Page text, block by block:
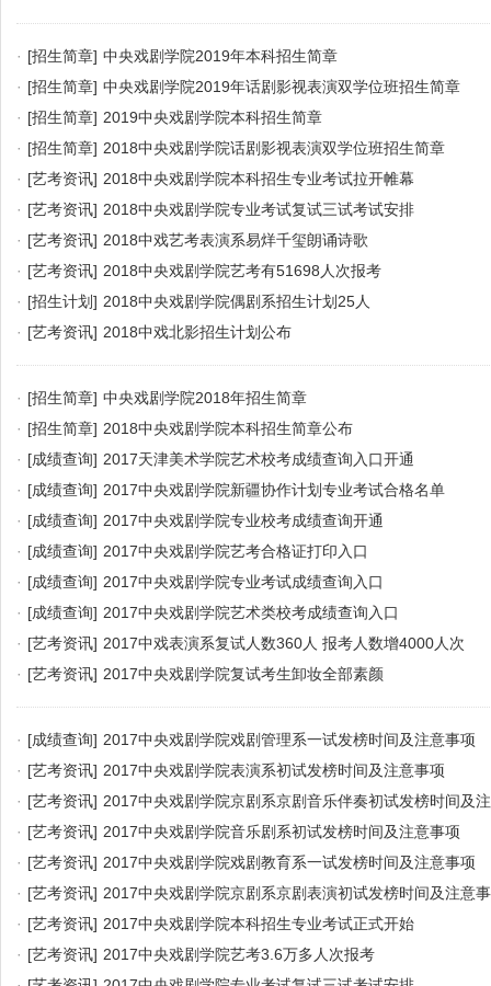
· [招生简章] 中央戏剧学院2019年本科招生简章
· [招生简章] 中央戏剧学院2019年话剧影视表演双学位班招生简章
· [招生简章] 2019中央戏剧学院本科招生简章
· [招生简章] 2018中央戏剧学院话剧影视表演双学位班招生简章
· [艺考资讯] 2018中央戏剧学院本科招生专业考试拉开帷幕
· [艺考资讯] 2018中央戏剧学院专业考试复试三试考试安排
· [艺考资讯] 2018中戏艺考表演系易烊千玺朗诵诗歌
· [艺考资讯] 2018中央戏剧学院艺考有51698人次报考
· [招生计划] 2018中央戏剧学院偶剧系招生计划25人
· [艺考资讯] 2018中戏北影招生计划公布
· [招生简章] 中央戏剧学院2018年招生简章
· [招生简章] 2018中央戏剧学院本科招生简章公布
· [成绩查询] 2017天津美术学院艺术校考成绩查询入口开通
· [成绩查询] 2017中央戏剧学院新疆协作计划专业考试合格名单
· [成绩查询] 2017中央戏剧学院专业校考成绩查询开通
· [成绩查询] 2017中央戏剧学院艺考合格证打印入口
· [成绩查询] 2017中央戏剧学院专业考试成绩查询入口
· [成绩查询] 2017中央戏剧学院艺术类校考成绩查询入口
· [艺考资讯] 2017中戏表演系复试人数360人 报考人数增4000人次
· [艺考资讯] 2017中央戏剧学院复试考生卸妆全部素颜
· [成绩查询] 2017中央戏剧学院戏剧管理系一试发榜时间及注意事项
· [艺考资讯] 2017中央戏剧学院表演系初试发榜时间及注意事项
· [艺考资讯] 2017中央戏剧学院京剧系京剧音乐伴奏初试发榜时间及
· [艺考资讯] 2017中央戏剧学院音乐剧系初试发榜时间及注意事项
· [艺考资讯] 2017中央戏剧学院戏剧教育系一试发榜时间及注意事项
· [艺考资讯] 2017中央戏剧学院京剧系京剧表演初试发榜时间及注意
· [艺考资讯] 2017中央戏剧学院本科招生专业考试正式开始
· [艺考资讯] 2017中央戏剧学院艺考3.6万多人次报考